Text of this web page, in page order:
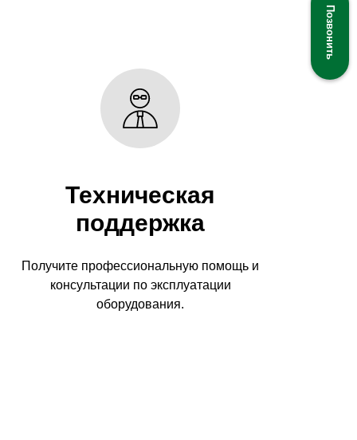
Позвонить
Техническая
поддержка
Получите профессиональную помощь и
консультации по эксплуатации
оборудования.